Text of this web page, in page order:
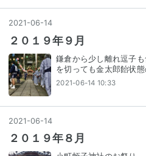
2021 -06-14
２０１９年９月
鎌倉から少し離れ逗子
を切っても金太郎飴状
2021-06-14 10:33
2021-06-14
２０１９年８月